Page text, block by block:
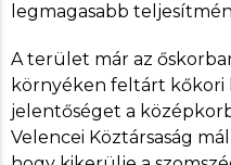
legmagasabb
A terület már az
környéken feltárt kőkori
jelentőséget a
Velencei Köztársaság